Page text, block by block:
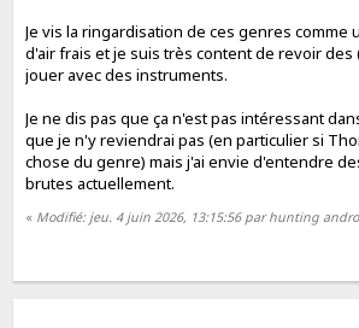
Je vis la ringardisation de ces genres comme
d'air frais et je suis très content de revoir
jouer avec des instruments.
Je ne dis pas que ça n'est pas intéressant
que je n'y reviendrai pas (en particulier si
chose du genre) mais j'ai envie d'entendre
brutes actuellement.
« Modifié: jeu. 4 juin 2026, 13:15:56 par hunting